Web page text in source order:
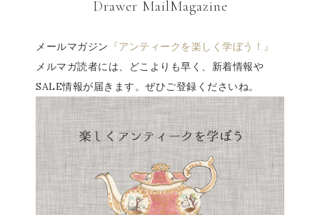
Drawer MailMagazine
メールマガジン 『アンティークを楽しく学ぼう！』
メルマガ読者には、どこよりも早く、新着情報や
SALE情報が届きます。ぜひご登録くださいね。